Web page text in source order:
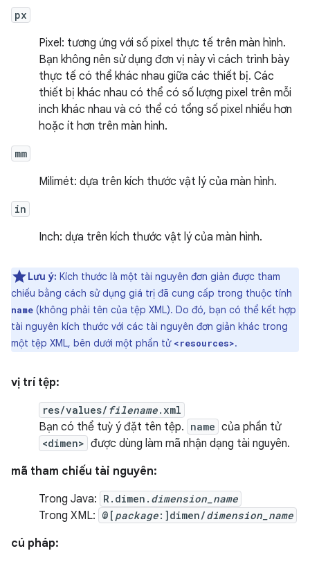
px
Pixel: tương ứng với số pixel thực tế trên màn hình.
Bạn không nên sử dụng đơn vị này vì cách trình bày
thực tế có thể khác nhau giữa các thiết bị. Các
thiết bị khác nhau có thể có số lượng pixel trên mỗi
inch khác nhau và có thể có tổng số pixel nhiều hơn
hoặc ít hơn trên màn hình.
mm
Milimét: dựa trên kích thước vật lý của màn hình.
in
Inch: dựa trên kích thước vật lý của màn hình.
Lưu ý: Kích thước là một tài nguyên đơn giản được tham
chiếu bằng cách sử dụng giá trị đã cung cấp trong thuộc tính
name (không phải tên của tệp XML). Do đó, bạn có thể kết hợp
tài nguyên kích thước với các tài nguyên đơn giản khác trong
một tệp XML, bên dưới một phần tử <resources>.
vị trí tệp:
res/values/ filename.xml
Bạn có thể tuỳ ý đặt tên tệp. name của phần tử
<dimen> được dùng làm mã nhận dạng tài nguyên.
mã tham chiếu tài nguyên:
Trong Java: R.dimen. dimension_name
Trong XML: @[ package:]dimen/dimension_name
cú pháp: